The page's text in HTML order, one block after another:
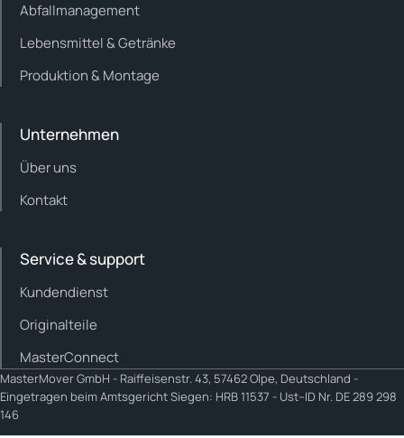
Abfallmanagement
Lebensmittel & Getränke
Produktion & Montage
Unternehmen
Über uns
Kontakt
Service & support
Kundendienst
Originalteile
MasterConnect
MasterMover GmbH - Raiffeisenstr. 43, 57462 Olpe, Deutschland -
Eingetragen beim Amtsgericht Siegen: HRB 11537 - Ust–ID Nr. DE 289 298
146